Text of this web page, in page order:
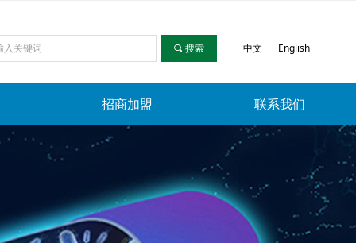
招商加盟 联系我们
끠 搜索 中文 English